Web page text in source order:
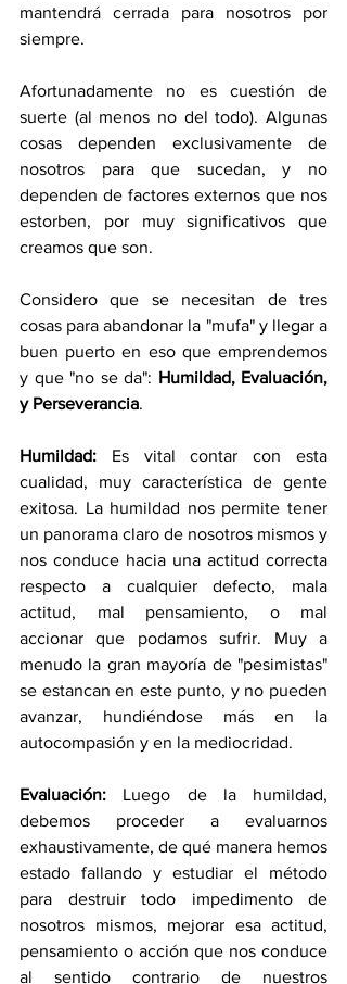
mantendrá cerrada para nosotros por
siempre.
Afortunadamente no es cuestión de
suerte (al menos no del todo). Algunas
cosas dependen exclusivamente de
nosotros para que sucedan, y no
dependen de factores externos que nos
estorben, por muy significativos que
creamos que son.
Considero que se necesitan de tres
cosas para abandonar la "mufa" y llegar a
buen puerto en eso que emprendemos
y que "no se da": Humildad, Evaluación,
y Perseverancia.
Humildad: Es vital contar con esta
cualidad, muy característica de gente
exitosa. La humildad nos permite tener
un panorama claro de nosotros mismos y
nos conduce hacia una actitud correcta
respecto a cualquier defecto, mala
actitud, mal pensamiento, o mal
accionar que podamos sufrir. Muy a
menudo la gran mayoría de "pesimistas"
se estancan en este punto, y no pueden
avanzar, hundiéndose más en la
autocompasión y en la mediocridad.
Evaluación: Luego de la humildad,
debemos proceder a evaluarnos
exhaustivamente, de qué manera hemos
estado fallando y estudiar el método
para destruir todo impedimento de
nosotros mismos, mejorar esa actitud,
pensamiento o acción que nos conduce
al sentido contrario de nuestros